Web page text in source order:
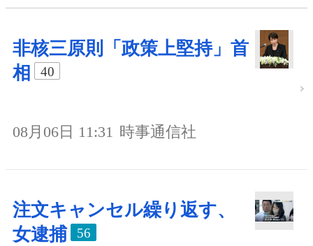
非核三原則「政策上堅持」首
相
40
08月06日 11:31 時事通信社
注文キャンセル繰り返す、
女逮捕
56